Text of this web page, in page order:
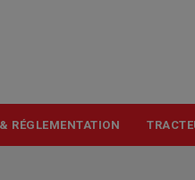
RÉGLEMENTATION